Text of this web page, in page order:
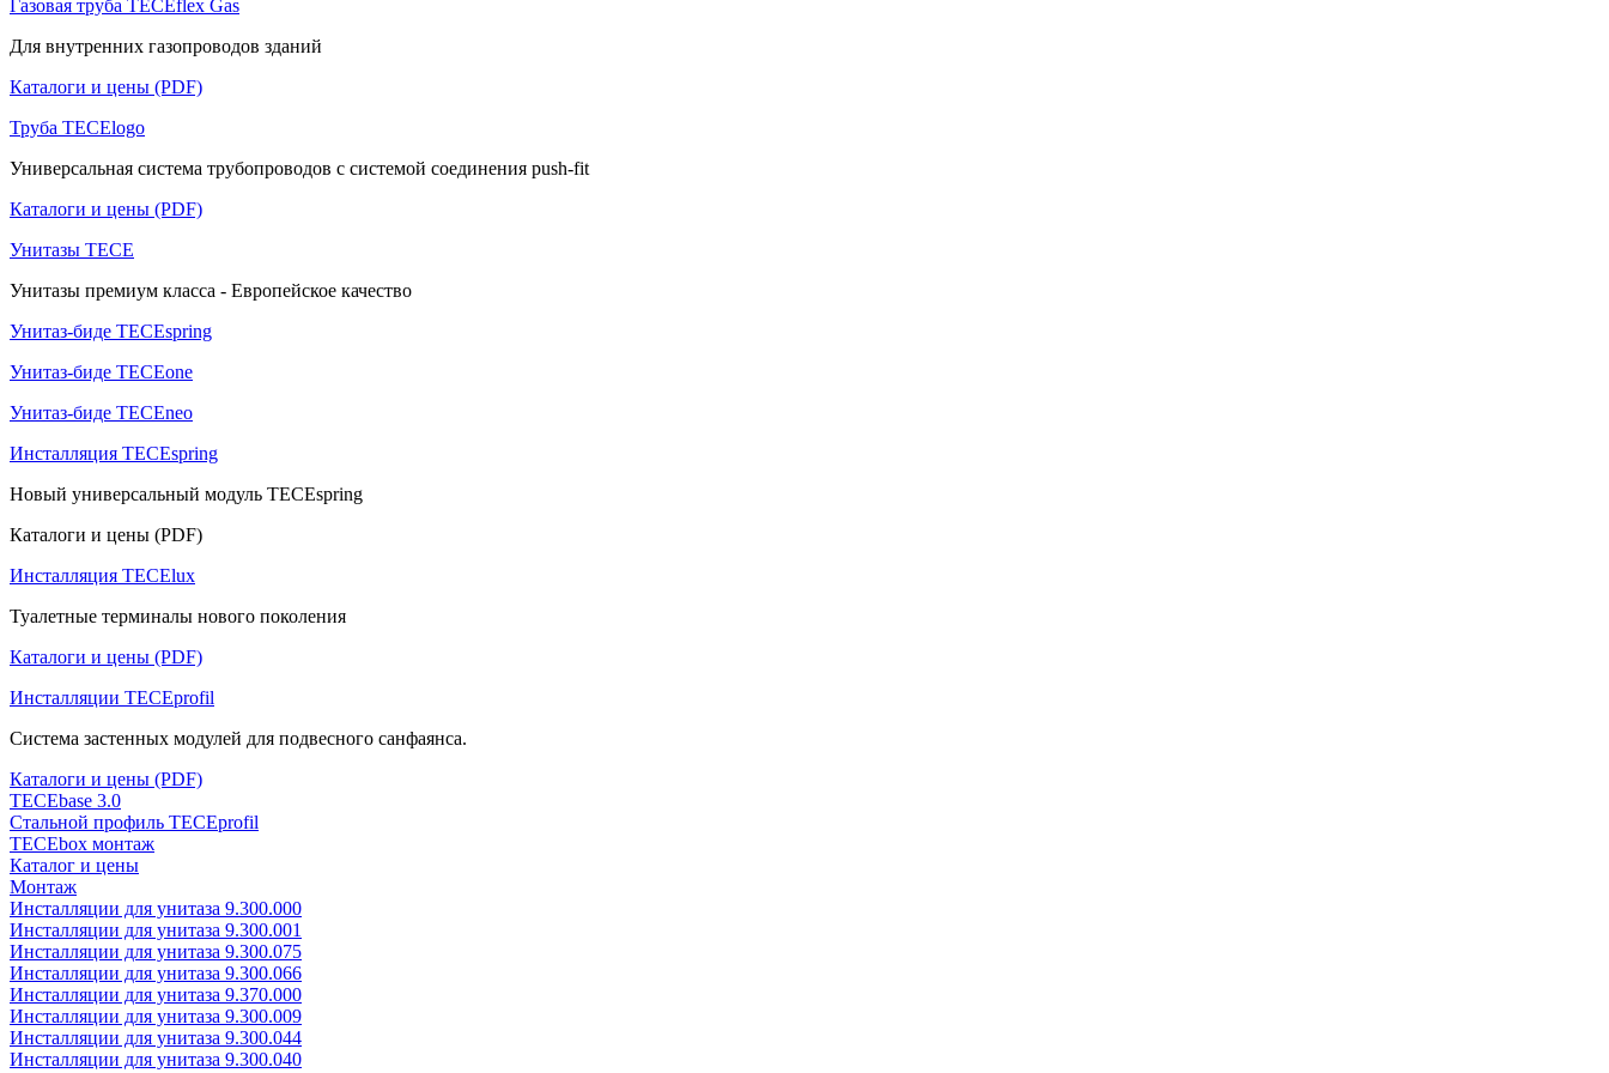
Газовая труба TECEflex Gas
Для внутренних газопроводов зданий
Каталоги и цены (PDF)
Труба TECElogo
Универсальная система трубопроводов с системой соединения push-fit
Каталоги и цены (PDF)
Унитазы TECE
Унитазы премиум класса - Европейское качество
Унитаз-биде TECEspring
Унитаз-биде TECEone
Унитаз-биде TECEneo
Инсталляция TECEspring
Новый универсальный модуль TECEspring
Каталоги и цены (PDF)
Инсталляция TECElux
Туалетные терминалы нового поколения
Каталоги и цены (PDF)
Инсталляции TECEprofil
Система застенных модулей для подвесного санфаянса.
Каталоги и цены (PDF)
TECEbase 3.0
Стальной профиль TECEprofil
TECEbox монтаж
Каталог и цены
Монтаж
Инсталляции для унитаза 9.300.000
Инсталляции для унитаза 9.300.001
Инсталляции для унитаза 9.300.075
Инсталляции для унитаза 9.300.066
Инсталляции для унитаза 9.370.000
Инсталляции для унитаза 9.300.009
Инсталляции для унитаза 9.300.044
Инсталляции для унитаза 9.300.040